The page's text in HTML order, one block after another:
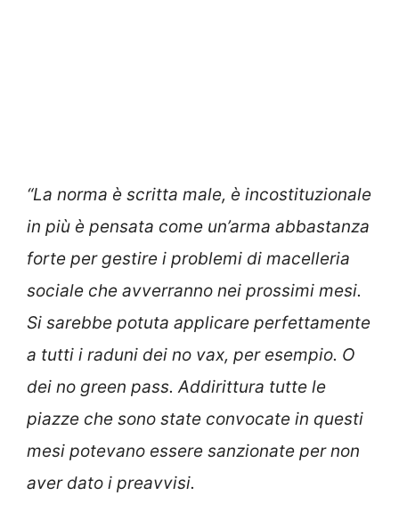
“La norma è scritta male, è incostituzionale
in più è pensata come un’arma abbastanza
forte per gestire i problemi di macelleria
sociale che avverranno nei prossimi mesi.
Si sarebbe potuta applicare perfettamente
a tutti i raduni dei no vax, per esempio. O
dei no green pass. Addirittura tutte le
piazze che sono state convocate in questi
mesi potevano essere sanzionate per non
aver dato i preavvisi.